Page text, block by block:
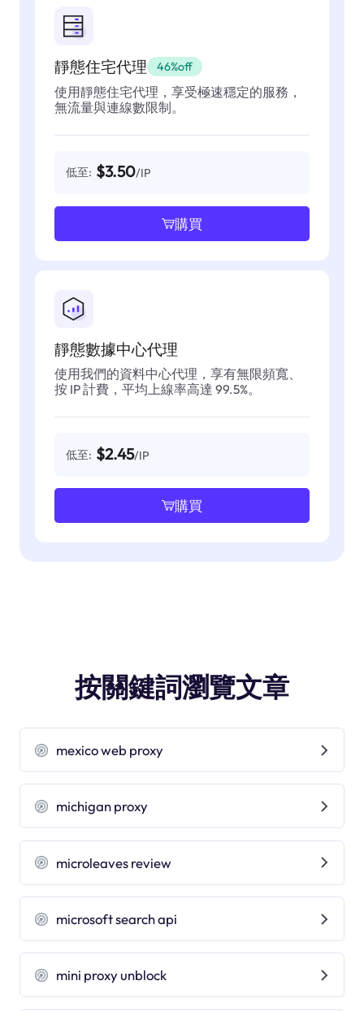
靜態住宅代理 46%off
使用靜態住宅代理，享受極速穩定的服務，
無流量與連線數限制。
低至: $3.50/IP
購買
靜態數據中心代理
使用我們的資料中心代理，享有無限頻寬、
按 IP 計費，平均上線率高達 99.5%。
低至: $2.45/IP
購買
按關鍵詞瀏覽文章
mexico web proxy
michigan proxy
microleaves review
microsoft search api
mini proxy unblock